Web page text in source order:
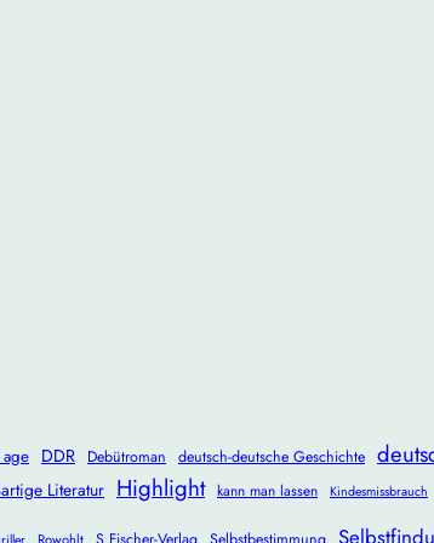
DDR Debütroman deutsch-deutsche Geschichte
Literatur Highlight kann man lassen Kindesmissbrauch